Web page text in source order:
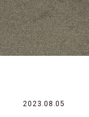
2023.08.05